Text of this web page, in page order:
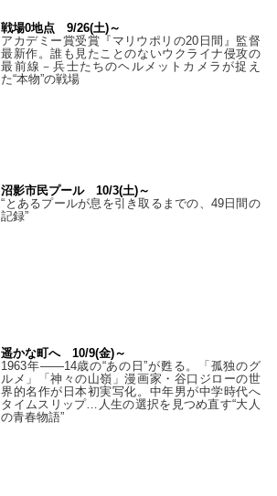
戦場0地点 9/26(土)～
アカデミー賞受賞『マリウポリの20日間』監督
最新作。誰も見たことのないウクライナ侵攻の
最前線－兵士たちのヘルメットカメラが捉え
た“本物”の戦場
沼影市民プール 10/3(土)～
“とあるプールが息を引き取るまでの、49日間の
記録”
遥かな町へ 10/9(金)～
1963年――14歳の“あの日”が甦る。「孤独のグ
ルメ」「神々の山嶺」漫画家・谷口ジローの世
界的名作が日本初実写化。中年男が中学時代へ
タイムスリップ…人生の選択を見つめ直す“大人
の青春物語”